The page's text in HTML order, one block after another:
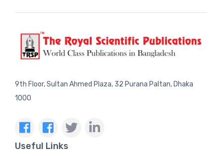
9th Floor, Sultan Ahmed Plaza, 32 Purana Paltan, Dhaka
1000
Useful Links